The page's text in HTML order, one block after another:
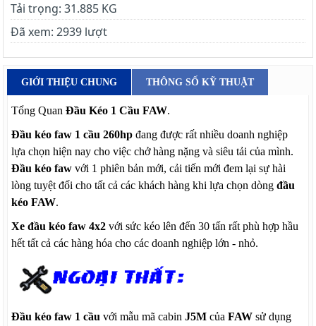
Tải trọng: 31.885 KG
Đã xem: 2939 lượt
GIỚI THIỆU CHUNG THÔNG SỐ KỸ THUẬT
Tổng QuanĐầu Kéo 1 Cầu FAW.
Đầu kéo faw 1 cầu 260hp đang được rất nhiều doanh nghiệp
lựa chọn hiện nay cho việc chở hàng nặng và siêu tải của mình.
Đầu kéo faw với 1 phiên bản mới, cải tiến mới đem lại sự hài
lòng tuyệt đối cho tất cả các khách hàng khi lựa chọn dòngđầu
kéo FAW.
Xe đầu kéo faw 4x2 với sức kéo lên đến 30 tấn rất phù hợp hầu
hết tất cả các hàng hóa cho các doanh nghiệp lớn - nhỏ.
Đầu kéo faw 1 cầu với mẫu mã cabinJ5M củaFAW sử dụng